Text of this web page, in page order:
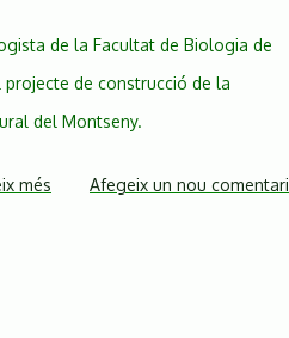
de la Facultat de Biologia de
de construcció de la
del Montseny.
més sobreAfegeix un nou comentari